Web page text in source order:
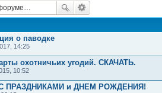
о паводке
14:25
охотничьих угодий. СКАЧАТЬ.
10:52
ПРАЗДНИКАМИ и ДНЕМ РОЖДЕНИЯ!